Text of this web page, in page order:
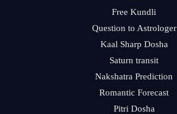
Free Kundli
Question to Astrologer
Kaal Sharp Dosha
Saturn transit
Nakshatra Prediction
Romantic Forecast
Pitri Dosha